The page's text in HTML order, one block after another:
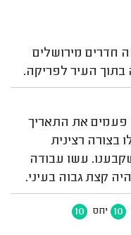
חדרים מירושלים
בתוך העיר לפריקה.
פעמים את התאריך
בצורה רצינית
עשו עבודה
קצת גבוה בעיני.
10 יחס 10